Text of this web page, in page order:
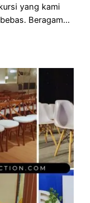
yang kami
Beragam…